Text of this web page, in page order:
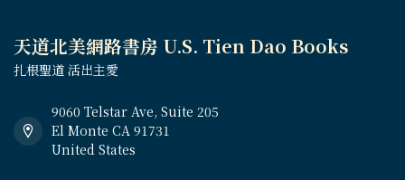
天道北美網路書房 U.S. Tien Dao Books
扎根聖道 活出主愛
9060 Telstar Ave, Suite 205
El Monte CA 91731
United States